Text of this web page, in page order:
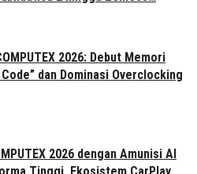
2026: Debut Memori
dan Dominasi Overclocking
2026 dengan Amunisi AI